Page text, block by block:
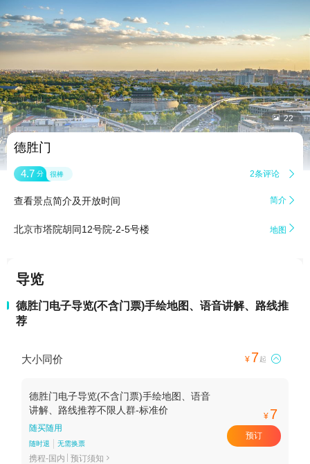
 22
德胜门
4.7 分 很棒 2条评论 
查看景点简介及开放时间 简介 
北京市塔院胡同12号院-2-5号楼 地图 
导览
德胜门电子导览(不含门票)手绘地图、语音讲解、路线推
荐
大小同价 ¥ 7起 
德胜门电子导览(不含门票)手绘地图、语音
讲解、路线推荐不限人群-标准价
随买随用
随时退 无需换票
携程-国内 预订须知 
¥ 7
预订
